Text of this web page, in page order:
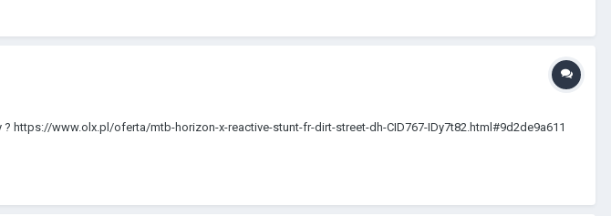
https://www.olx.pl/oferta/mtb-horizon-x-reactive-stunt-fr-dirt-street-dh-CID767-IDy7t82.html#9d2de9a611